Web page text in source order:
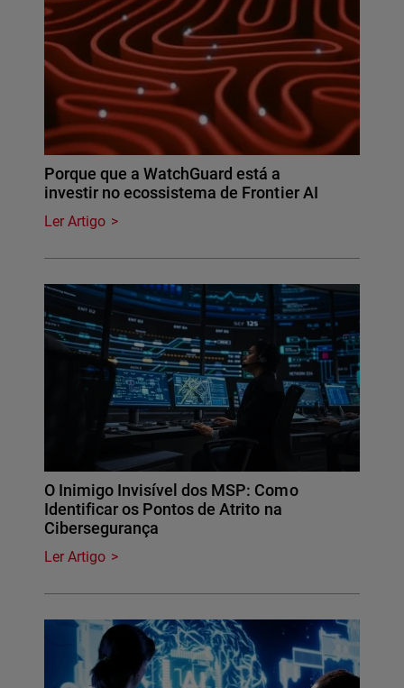
Porque que a WatchGuard está a
investir no ecossistema de Frontier AI
Ler Artigo
O Inimigo Invisível dos MSP: Como
Identificar os Pontos de Atrito na
Cibersegurança
Ler Artigo